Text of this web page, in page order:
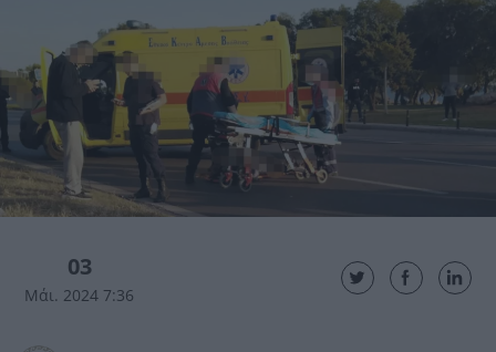
03
Μάι. 2024 7:36